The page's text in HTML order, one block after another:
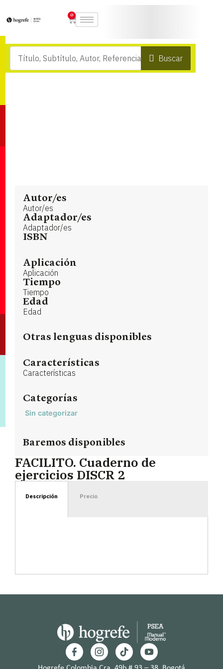
0
Buscar
Autor/es
Autor/es
Adaptador/es
Adaptador/es
ISBN
Aplicación
Aplicación
Tiempo
Tiempo
Edad
Edad
Otras lenguas disponibles
Características
Características
Categorías
Sin categorizar
Baremos disponibles
FACILITO. Cuaderno de
ejercicios DISCR 2
Descripción Precio